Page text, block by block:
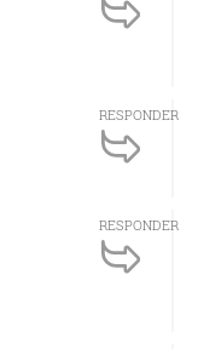
RESPONDER
RESPONDER